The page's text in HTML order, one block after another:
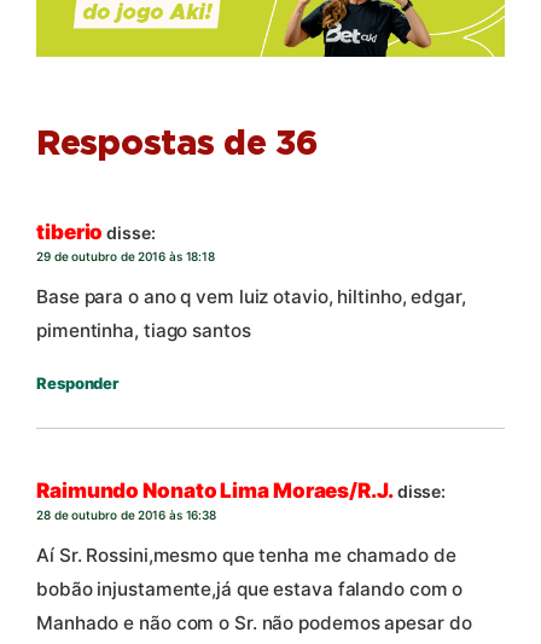
Respostas de 36
tiberio disse:
29 de outubro de 2016 às 18:18
Base para o ano q vem luiz otavio, hiltinho, edgar,
pimentinha, tiago santos
Responder
Raimundo Nonato Lima Moraes/R.J.disse:
28 de outubro de 2016 às 16:38
Aí Sr. Rossini,mesmo que tenha me chamado de
bobão injustamente,já que estava falando com o
Manhado e não com o Sr. não podemos apesar do